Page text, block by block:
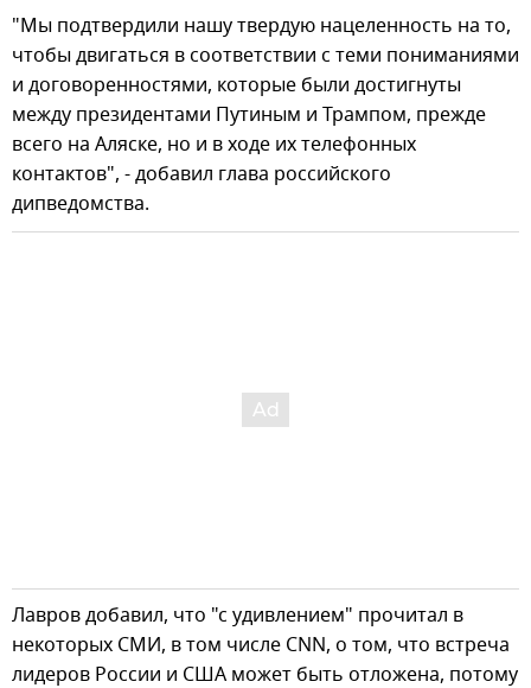
"Мы подтвердили нашу твердую нацеленность на то,
чтобы двигаться в соответствии с теми пониманиями
и договоренностями, которые были достигнуты
между президентами Путиным и Трампом, прежде
всего на Аляске, но и в ходе их телефонных
контактов", - добавил глава российского
дипведомства.
Лавров добавил, что "с удивлением" прочитал в
некоторых СМИ, в том числе CNN, о том, что встреча
лидеров России и США может быть отложена, потому